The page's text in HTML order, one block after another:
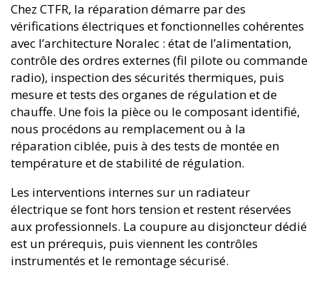
Chez CTFR, la réparation démarre par des
vérifications électriques et fonctionnelles cohérentes
avec l’architecture Noralec : état de l’alimentation,
contrôle des ordres externes (fil pilote ou commande
radio), inspection des sécurités thermiques, puis
mesure et tests des organes de régulation et de
chauffe. Une fois la pièce ou le composant identifié,
nous procédons au remplacement ou à la
réparation ciblée, puis à des tests de montée en
température et de stabilité de régulation.
Les interventions internes sur un radiateur
électrique se font hors tension et restent réservées
aux professionnels. La coupure au disjoncteur dédié
est un prérequis, puis viennent les contrôles
instrumentés et le remontage sécurisé.